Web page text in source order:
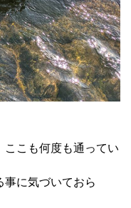
こも何度も通ってい
事に気づいておら